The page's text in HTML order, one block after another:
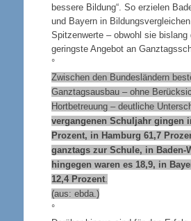
bessere Bildung“. So erzielen
und Bayern in
Spitzenwerte – obwohl sie bislang
geringste Angebot an
°
Zwischen den Bundesländern
Ganztagsausbau – ohne
Hortbetreuung – deutliche
vergangenen Schuljahr gingen
Prozent, in Hamburg 61,7
ganztags zur Schule, in Baden-
hingegen waren es 18,9, in
12,4 Prozent.
(aus: ebda.)
°